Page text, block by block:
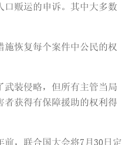
口贩运的申诉。其中大多数
恢复每个案件中公民的权
武装侵略，但所有主管当局
者获得有保障援助的权利得
，联合国大会将7月30日定